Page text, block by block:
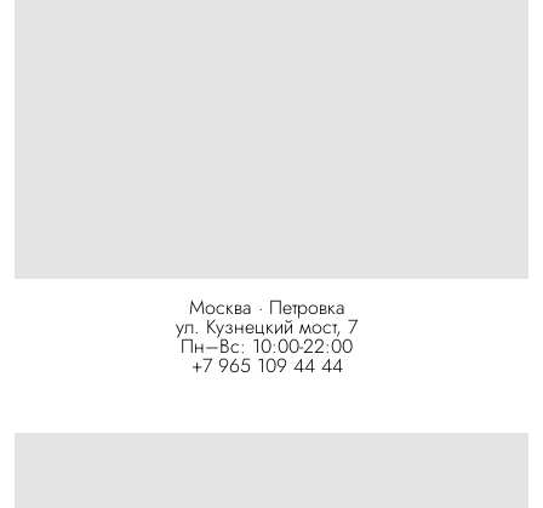
Москва · Петровка
ул. Кузнецкий мост, 7
Пн–Вс: 10:00-22:00
+7 965 109 44 44